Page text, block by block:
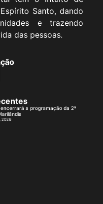
Santo, dando
e trazendo
das pessoas.
a programação da 2ª
2026